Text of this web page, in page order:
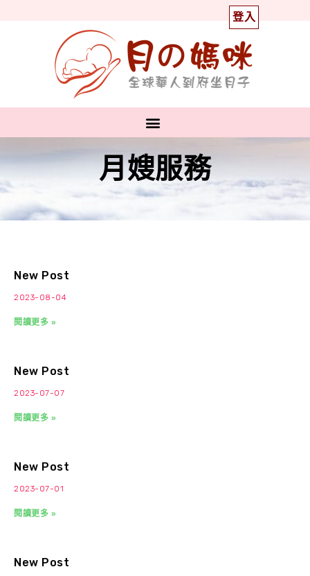
登入
月嫂服務
New Post
2023-08-04
閱讀更多 »
New Post
2023-07-07
閱讀更多 »
New Post
2023-07-01
閱讀更多 »
New Post